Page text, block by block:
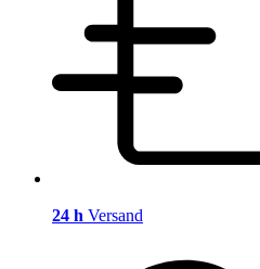
24 h Versand